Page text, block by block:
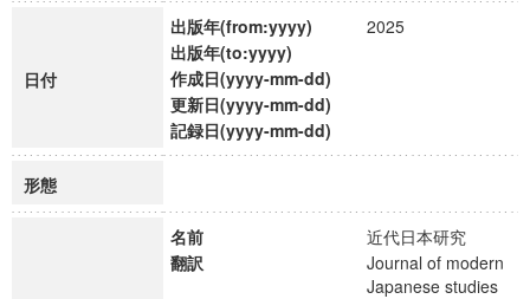
日付
出版年(from:yyyy)
2025
出版年(to:yyyy)
作成日(yyyy-mm-dd)
更新日(yyyy-mm-dd)
記録日(yyyy-mm-dd)
形態
名前
近代日本研究
翻訳
Journal of modern
Japanese studies